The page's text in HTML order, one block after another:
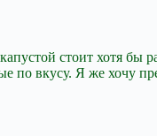
стоит хотя
по вкусу. Я же хочу